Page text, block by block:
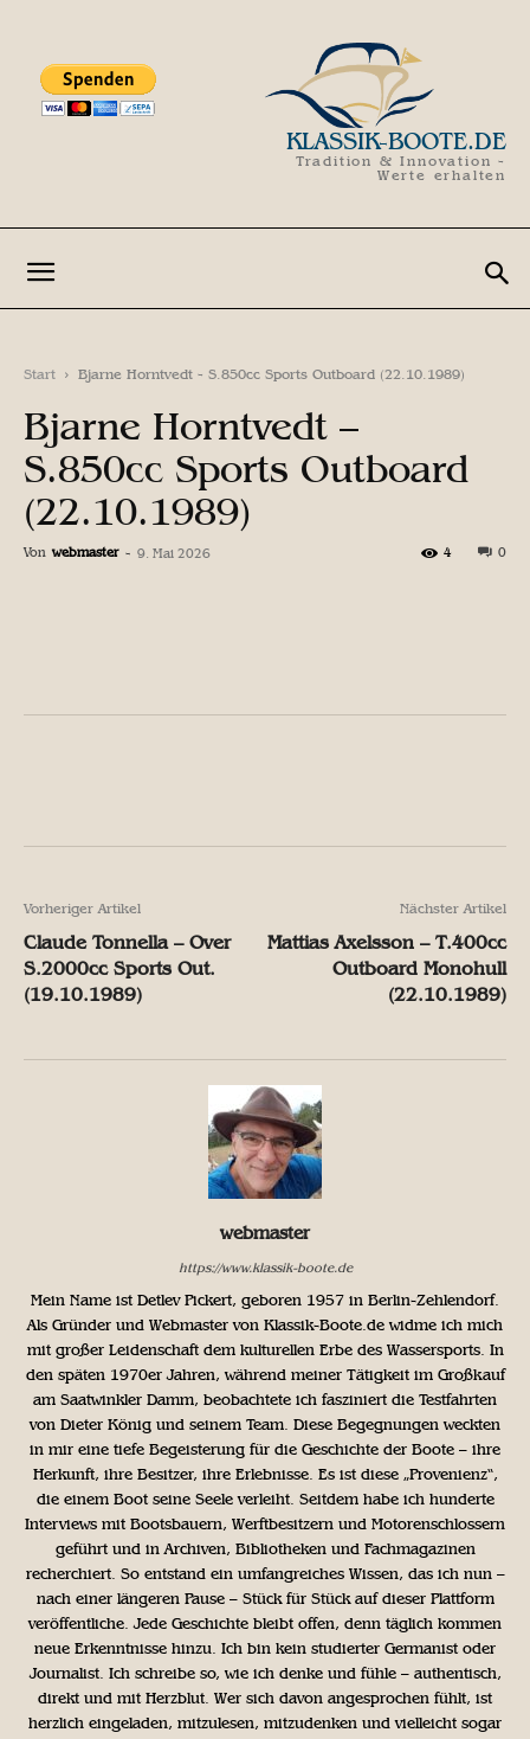
KLASSIK-BOOTE.DE
Tradition & Innovation -
Werte erhalten
Start Bjarne Horntvedt - S.850cc Sports Outboard (22.10.1989)
Bjarne Horntvedt –
S.850cc Sports Outboard
(22.10.1989)
Von webmaster - 9. Mai 2026 0
4
Vorheriger Artikel
Claude Tonnella – Over
S.2000cc Sports Out.
(19.10.1989)
Nächster Artikel
Mattias Axelsson – T.400cc
Outboard Monohull
(22.10.1989)
webmaster
https://www.klassik-boote.de
Mein Name ist Detlev Pickert, geboren 1957 in Berlin-Zehlendorf.
Als Gründer und Webmaster von Klassik-Boote.de widme ich mich
mit großer Leidenschaft dem kulturellen Erbe des Wassersports. In
den späten 1970er Jahren, während meiner Tätigkeit im Großkauf
am Saatwinkler Damm, beobachtete ich fasziniert die Testfahrten
von Dieter König und seinem Team. Diese Begegnungen weckten
in mir eine tiefe Begeisterung für die Geschichte der Boote – ihre
Herkunft, ihre Besitzer, ihre Erlebnisse. Es ist diese „Provenienz“,
die einem Boot seine Seele verleiht. Seitdem habe ich hunderte
Interviews mit Bootsbauern, Werftbesitzern und Motorenschlossern
geführt und in Archiven, Bibliotheken und Fachmagazinen
recherchiert. So entstand ein umfangreiches Wissen, das ich nun –
nach einer längeren Pause – Stück für Stück auf dieser Plattform
veröffentliche. Jede Geschichte bleibt offen, denn täglich kommen
neue Erkenntnisse hinzu. Ich bin kein studierter Germanist oder
Journalist. Ich schreibe so, wie ich denke und fühle – authentisch,
direkt und mit Herzblut. Wer sich davon angesprochen fühlt, ist
herzlich eingeladen, mitzulesen, mitzudenken und vielleicht sogar